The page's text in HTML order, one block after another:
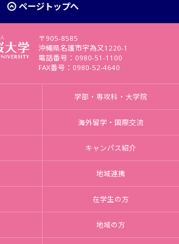
ページトップへ
〒905-8585
沖縄県名護市字為又1220-1
電話番号：0980-51-1100
FAX番号：0980-52-4640
学部・専攻科・大学院
海外留学・国際交流
キャンパス紹介
地域連携
在学生の方
地域の方